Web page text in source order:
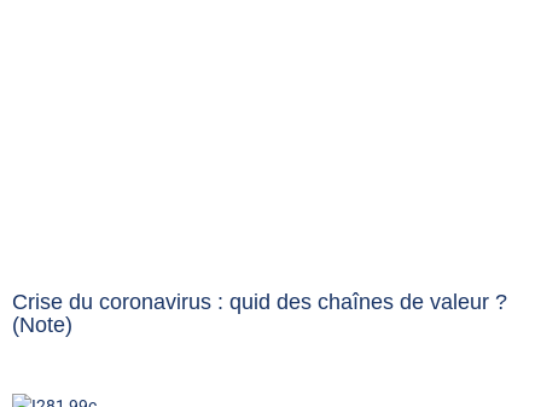
Crise du coronavirus : quid des chaînes de valeur ?
(Note)